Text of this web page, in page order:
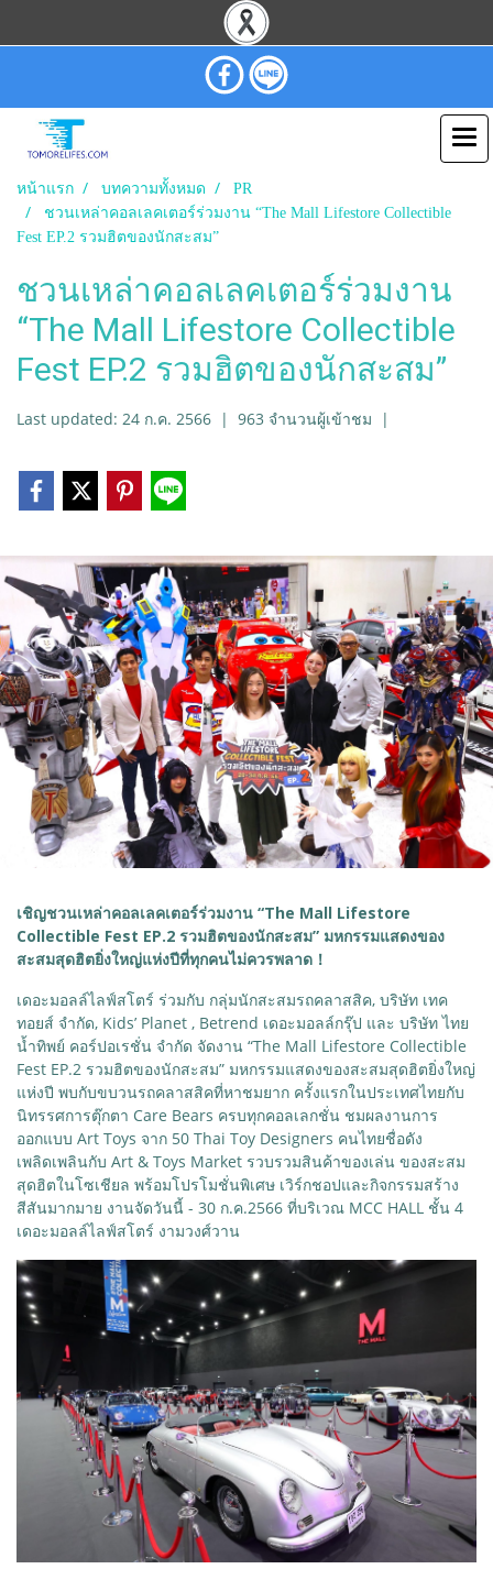
หน้าแรก บทความทั้งหมด
PR
ชวนเหล่าคอลเลคเตอร์ร่วมงาน “The Mall Lifestore Collectible
Fest EP.2 รวมฮิตของนักสะสม”
ชวนเหล่าคอลเลคเตอร์ร่วมงาน
“The Mall Lifestore Collectible
Fest EP.2 รวมฮิตของนักสะสม”
Last updated: 24 ก.ค. 2566 | 963 จำนวนผู้เข้าชม |
เชิญชวนเหล่าคอลเลคเตอร์ร่วมงาน “The Mall Lifestore
Collectible Fest EP.2 รวมฮิตของนักสะสม” มหกรรมแสดงของ
สะสมสุดฮิตยิ่งใหญ่แห่งปีที่ทุกคนไม่ควรพลาด！
เดอะมอลล์ไลฟ์สโตร์ ร่วมกับ กลุ่มนักสะสมรถคลาสสิค, บริษัท เทค
ทอยส์ จำกัด, Kids’ Planet , Betrend เดอะมอลล์กรุ๊ป และ บริษัท ไทย
น้ำทิพย์ คอร์ปอเรชั่น จำกัด จัดงาน “The Mall Lifestore Collectible
Fest EP.2 รวมฮิตของนักสะสม” มหกรรมแสดงของสะสมสุดฮิตยิ่งใหญ่
แห่งปี พบกับขบวนรถคลาสสิคที่หาชมยาก ครั้งแรกในประเทศไทยกับ
นิทรรศการตุ๊กตา Care Bears ครบทุกคอลเลกชั่น ชมผลงานการ
ออกแบบ Art Toys จาก 50 Thai Toy Designers คนไทยชื่อดัง
เพลิดเพลินกับ Art & Toys Market รวบรวมสินค้าของเล่น ของสะสม
สุดฮิตในโซเชียล พร้อมโปรโมชั่นพิเศษ เวิร์กชอปและกิจกรรมสร้าง
สีสันมากมาย งานจัดวันนี้ - 30 ก.ค.2566 ที่บริเวณ MCC HALL ชั้น 4
เดอะมอลล์ไลฟ์สโตร์ งามวงศ์วาน